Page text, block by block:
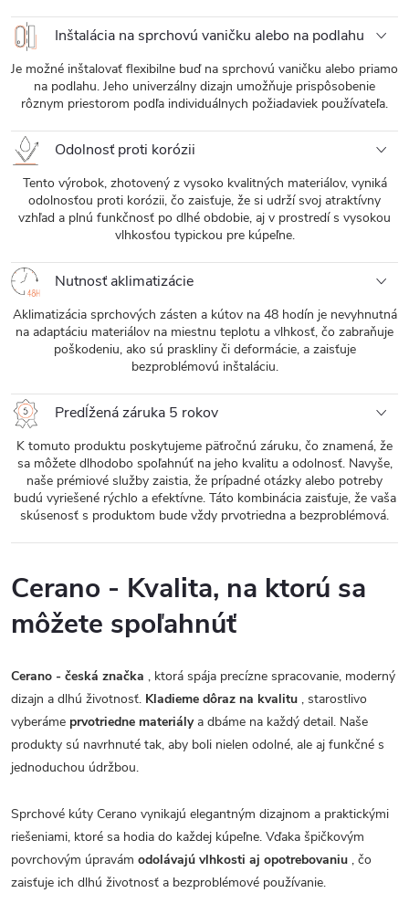
Inštalácia na sprchovú vaničku alebo na podlahu
Je možné inštalovať flexibilne buď na sprchovú vaničku alebo priamo
na podlahu. Jeho univerzálny dizajn umožňuje prispôsobenie
rôznym priestorom podľa individuálnych požiadaviek používateľa.
Odolnosť proti korózii
Tento výrobok, zhotovený z vysoko kvalitných materiálov, vyniká
odolnosťou proti korózii, čo zaisťuje, že si udrží svoj atraktívny
vzhľad a plnú funkčnosť po dlhé obdobie, aj v prostredí s vysokou
vlhkosťou typickou pre kúpeľne.
Nutnosť aklimatizácie
Aklimatizácia sprchových zásten a kútov na 48 hodín je nevyhnutná
na adaptáciu materiálov na miestnu teplotu a vlhkosť, čo zabraňuje
poškodeniu, ako sú praskliny či deformácie, a zaisťuje
bezproblémovú inštaláciu.
Predĺžená záruka 5 rokov
K tomuto produktu poskytujeme päťročnú záruku, čo znamená, že
sa môžete dlhodobo spoľahnúť na jeho kvalitu a odolnosť. Navyše,
naše prémiové služby zaistia, že prípadné otázky alebo potreby
budú vyriešené rýchlo a efektívne. Táto kombinácia zaisťuje, že vaša
skúsenosť s produktom bude vždy prvotriedna a bezproblémová.
Cerano - Kvalita, na ktorú sa
môžete spoľahnúť
Cerano - česká značka , ktorá spája precízne spracovanie, moderný
dizajn a dlhú životnosť. Kladieme dôraz na kvalitu , starostlivo
vyberáme prvotriedne materiálya dbáme na každý detail. Naše
produkty sú navrhnuté tak, aby boli nielen odolné, ale aj funkčné s
jednoduchou údržbou.
Sprchové kúty Cerano vynikajú elegantným dizajnom a praktickými
riešeniami, ktoré sa hodia do každej kúpeľne. Vďaka špičkovým
povrchovým úpravám odolávajú vlhkosti aj opotrebovaniu , čo
zaisťuje ich dlhú životnosť a bezproblémové používanie.